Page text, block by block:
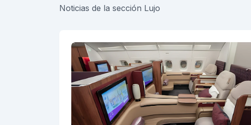
Sudamérica
Noticias de la sección Lujo